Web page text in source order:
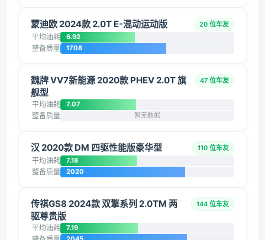
蒙迪欧 2024款 2.0T E-混动运动版 20 位车友
平均油耗 6.92
整备质量 1708
魏牌 VV7新能源 2020款 PHEV 2.0T 旗
舰型
47 位车友
平均油耗 7.07
整备质量 暂无数据
汉 2020款 DM 四驱性能版豪华型 110 位车友
平均油耗 7.18
整备质量 2020
传祺GS8 2024款 双擎系列 2.0TM 两
驱尊贵版
144 位车友
平均油耗 7.19